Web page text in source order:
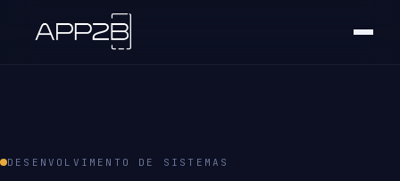
DESENVOLVIMENTO DE SISTEMAS